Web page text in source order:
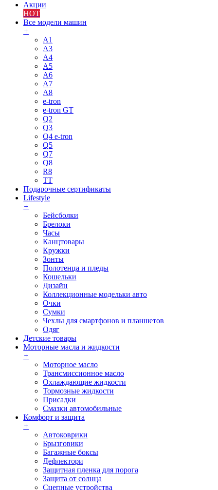
Акции
HOT
Все модели машин
+
A1
A3
A4
A5
A6
A7
A8
e-tron
e-tron GT
Q2
Q3
Q4 e-tron
Q5
Q7
Q8
R8
TT
Подарочные сертификаты
Lifestyle
+
Бейсболки
Брелоки
Часы
Канцтовары
Кружки
Зонты
Полотенца и пледы
Кошельки
Дизайн
Коллекционные модельки авто
Очки
Сумки
Чехлы для смартфонов и планшетов
Одяг
Детские товары
Моторные масла и жидкости
+
Моторное масло
Трансмиссионное масло
Охлаждающие жидкости
Тормозные жидкости
Присадки
Смазки автомобильные
Комфорт и защита
+
Автоковрики
Брызговики
Багажные боксы
Дефлектори
Защитная пленка для порога
Защита от солнца
Сцепные устройства